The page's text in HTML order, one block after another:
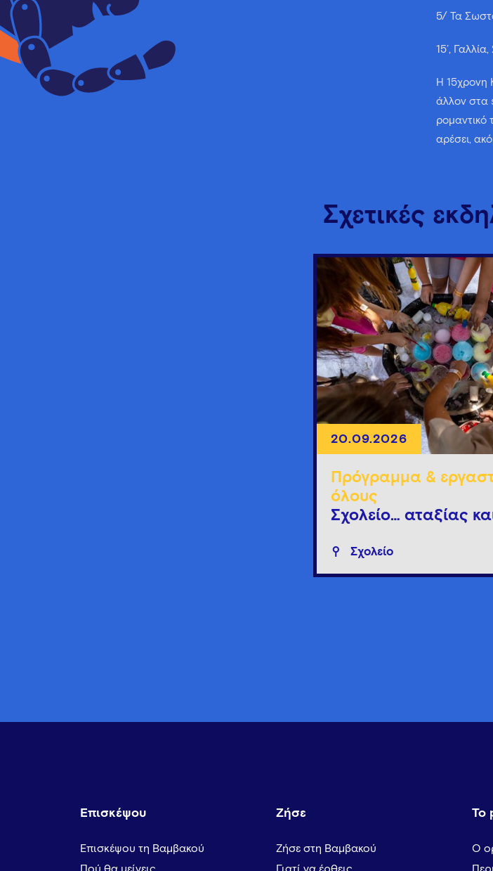
5/ Τα
15’,
Η 15χρονη
άλλον στα
ρομαντικό
αρέσει,
Σχετικές
20.09.2026
Πρόγραμμα &
όλους
Σχολείο… αταξίας
Σχολείο
Επισκέψου
Επισκέψου τη Βαμβακού
Ζήσε
Ζήσε στη Βαμβακού
Το
Ο